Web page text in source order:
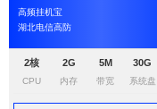
高频挂机宝
湖北电信高防
2核
CPU
2G
内存
5M
带宽
30G
系统盘